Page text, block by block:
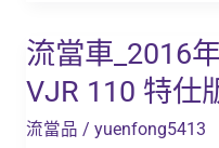
篇
（不
斷
更
流當車_2016
VJR 110 特仕
流當品 / yuenfong5413
流
當
車
_2016